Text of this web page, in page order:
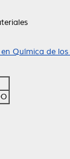
Química de